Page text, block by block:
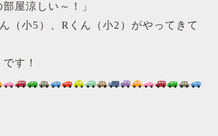
屋涼しい～！」
（小5）、Rくん（小2）がやってきて
す！